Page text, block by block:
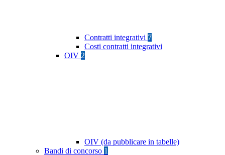
Contratti integrativi 7
Costi contratti integrativi
OIV 2
OIV (da pubblicare in tabelle)
Bandi di concorso 1